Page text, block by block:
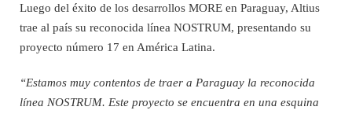
Luego del éxito de los desarrollos MORE en Paraguay, Altius
trae al país su reconocida línea NOSTRUM, presentando su
proyecto número 17 en América Latina.
“Estamos muy contentos de traer a Paraguay la reconocida
línea NOSTRUM. Este proyecto se encuentra en una esquina